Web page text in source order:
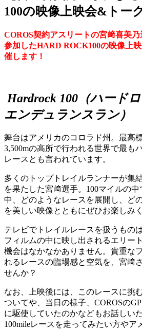
100の映像上映会&トー
COROS契約アスリートの宮﨑喜美
参加したHARD ROCK100の映像上
催します！
Hardrock 100（ハード
エンデュランスラン）
舞台はアメリカのコロラド州。最高
3,500mの高所で行われる世界で最も
レースとも言われています。
多くのトップトレイルランナーが集
を果たした宮﨑選手。100マイルの
中、どのようなレースを展開し、ど
を美しい映像とともにぜひお楽しみ
テレビでトレイルレースを扱うもの
フィルムの中に映し出されるエリー
機会はなかなかありません。貴重な
れるレースの臨場感と空気を、宮﨑
せんか？
なお、上映後には、このレースに挑
ついてや、当日の様子、COROSの
に駆使していたのかなどもお話しい
100mileレースを走ってみたい方やア